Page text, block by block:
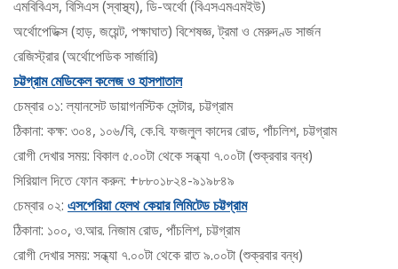
এমবিবিএস, বিসিএস (স্বাস্থ্য), ডি-অর্থো (বিএসএমএমইউ)
অর্থোপেডিক্স (হাড়, জয়েন্ট, পক্ষাঘাত) বিশেষজ্ঞ, ট্রমা ও মেরুদণ্ড সার্জন
রেজিস্ট্রার (অর্থোপেডিক সার্জারি)
চট্টগ্রাম মেডিকেল কলেজ ও হাসপাতাল
চেম্বার ০১: ল্যানসেট ডায়াগনস্টিক সেন্টার, চট্টগ্রাম
ঠিকানা: কক্ষ: ৩০৪, ১০৬/বি, কে.বি. ফজলুল কাদের রোড, পাঁচলিশ, চট্টগ্রাম
রোগী দেখার সময়: বিকাল ৫.০০টা থেকে সন্ধ্যা ৭.০০টা (শুক্রবার বন্ধ)
সিরিয়াল দিতে ফোন করুন: +৮৮০১৮২৪-৯১৯৮৪৯
চেম্বার ০২: এসপেরিয়া হেলথ কেয়ার লিমিটেড চট্টগ্রাম
ঠিকানা: ১০০, ও.আর. নিজাম রোড, পাঁচলিশ, চট্টগ্রাম
রোগী দেখার সময়: সন্ধ্যা ৭.০০টা থেকে রাত ৯.০০টা (শুক্রবার বন্ধ)